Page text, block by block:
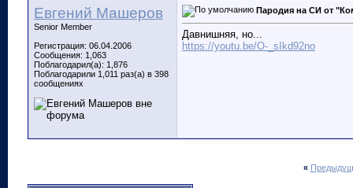
Евгений Машеров
Senior Member
Регистрация: 06.04.2006
Сообщения: 1,063
Поблагодарил(а): 1,876
Поблагодарили 1,011 раз(а) в 398
сообщениях
Пародия на СИ от
Давнишняя, но...
https://youtu.be/O-_sIkd92no
«